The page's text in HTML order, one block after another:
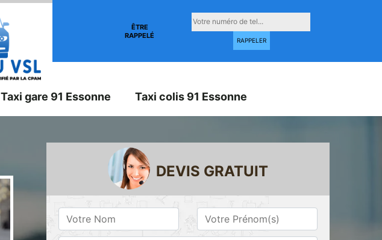
ÊTRE
RAPPELÉ
Taxi gare 91 Essonne Taxi colis 91 Essonne
Taxi 91 Essonne
Taxi conventionné
91 Essonne
Essonne
DEVIS GRATUIT